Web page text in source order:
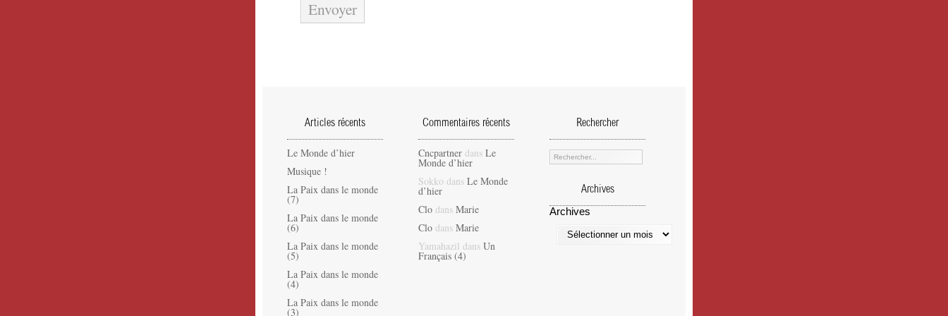
Articles récents
Le Monde d’hier
Musique !
La Paix dans le monde
(7)
La Paix dans le monde
(6)
La Paix dans le monde
(5)
La Paix dans le monde
(4)
La Paix dans le monde
(3)
Commentaires récents
Cncpartner dans Le
Monde d’hier
Sokko dans Le Monde
d’hier
Clo dans Marie
Clo dans Marie
Yamahazil dans Un
Français (4)
Rechercher
Archives
Archives